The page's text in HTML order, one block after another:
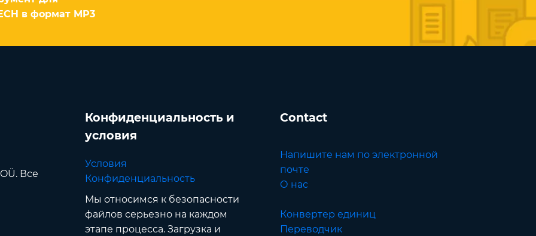
в формат MP3
Все
Конфиденциальность и
условия
Условия
Конфиденциальность
Мы относимся к безопасности
файлов серьезно на каждом
этапе процесса. Загрузка и
Contact
Напишите нам по электронной
почте
О нас
Конвертер единиц
Переводчик